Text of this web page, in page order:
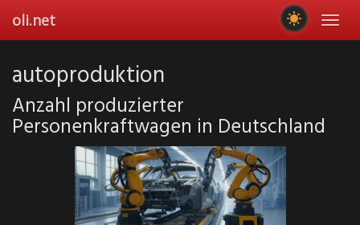
main
oli.net
autoproduktion
Anzahl produzierter
Personenkraftwagen in Deutschland